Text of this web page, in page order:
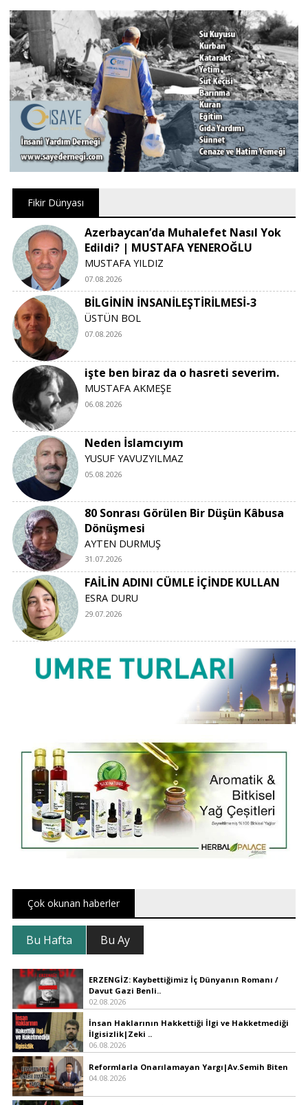
Fikir Dünyası
Azerbaycan’da Muhalefet Nasıl Yok
Edildi? | MUSTAFA YENEROĞLU
MUSTAFA YILDIZ
07.08.2026
BİLGİNİN İNSANİLEŞTİRİLMESİ-3
ÜSTÜN BOL
07.08.2026
işte ben biraz da o hasreti severim.
MUSTAFA AKMEŞE
06.08.2026
Neden İslamcıyım
YUSUF YAVUZYILMAZ
05.08.2026
80 Sonrası Görülen Bir Düşün Kâbusa
Dönüşmesi
AYTEN DURMUŞ
31.07.2026
FAİLİN ADINI CÜMLE İÇİNDE KULLAN
ESRA DURU
29.07.2026
Çok okunan haberler
Bu Hafta Bu Ay
ERZENGİZ: Kaybettiğimiz İç Dünyanın Romanı /
Davut Gazi Benli..
02.08.2026
İnsan Haklarının Hakkettiği İlgi ve Hakketmediği
İlgisizlik|Zeki ..
06.08.2026
Reformlarla Onarılamayan Yargı|Av.Semih Biten
04.08.2026